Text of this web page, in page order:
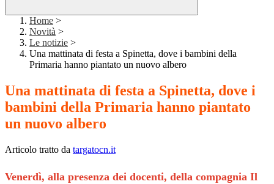
Home >
Novità >
Le notizie >
Una mattinata di festa a Spinetta, dove i bambini della
Primaria hanno piantato un nuovo albero
Una mattinata di festa a Spinetta, dove i
bambini della Primaria hanno piantato
un nuovo albero
Articolo tratto da targatocn.it
Venerdì, alla presenza dei docenti, della compagnia Il